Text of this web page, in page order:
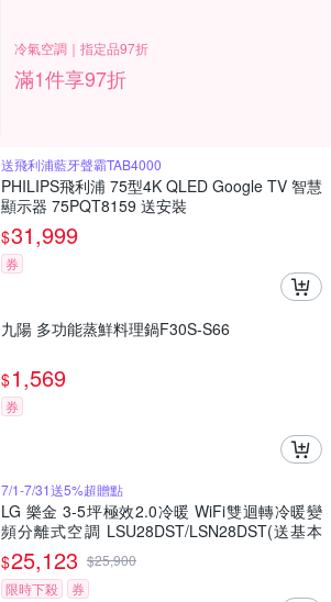
冷氣空調｜指定品97折
滿1件享97折
送飛利浦藍牙聲霸TAB4000
PHILIPS飛利浦 75型4K QLED Google TV 智慧
顯示器 75PQT8159 送安裝
$31,999
券
九陽 多功能蒸鮮料理鍋F30S-S66
$1,569
券
7/1-7/31送5%超贈點
LG 樂金 3-5坪極效2.0冷暖 WiFi雙迴轉冷暖變
頻分離式空調 LSU28DST/LSN28DST(送基本
安裝)
$25,123 $25,900
限時下殺
券